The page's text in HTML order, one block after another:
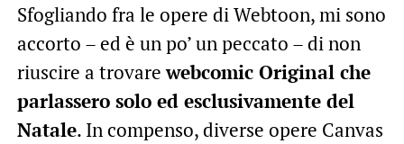
Sfogliando fra le opere di Webtoon, mi sono
accorto – ed è un po’ un peccato – di non
riuscire a trovarewebcomic Original che
parlassero solo ed esclusivamente del
Natale. In compenso, diverse opere Canvas